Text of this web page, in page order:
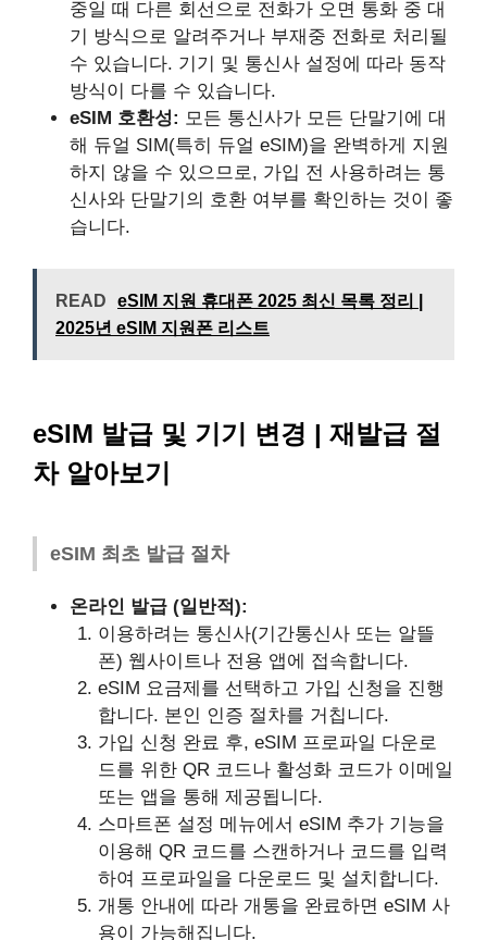
중일 때 다른 회선으로 전화가 오면 통화 중 대
기 방식으로 알려주거나 부재중 전화로 처리될
수 있습니다. 기기 및 통신사 설정에 따라 동작
방식이 다를 수 있습니다.
eSIM 호환성: 모든 통신사가 모든 단말기에 대
해 듀얼 SIM(특히 듀얼 eSIM)을 완벽하게 지원
하지 않을 수 있으므로, 가입 전 사용하려는 통
신사와 단말기의 호환 여부를 확인하는 것이 좋
습니다.
READ
eSIM 지원 휴대폰 2025 최신 목록 정리 |
2025년 eSIM 지원폰 리스트
eSIM 발급 및 기기 변경 | 재발급 절
차 알아보기
eSIM 최초 발급 절차
온라인 발급 (일반적):
이용하려는 통신사(기간통신사 또는 알뜰
폰) 웹사이트나 전용 앱에 접속합니다.
eSIM 요금제를 선택하고 가입 신청을 진행
합니다. 본인 인증 절차를 거칩니다.
가입 신청 완료 후, eSIM 프로파일 다운로
드를 위한 QR 코드나 활성화 코드가 이메일
또는 앱을 통해 제공됩니다.
스마트폰 설정 메뉴에서 eSIM 추가 기능을
이용해 QR 코드를 스캔하거나 코드를 입력
하여 프로파일을 다운로드 및 설치합니다.
개통 안내에 따라 개통을 완료하면 eSIM 사
용이 가능해집니다.